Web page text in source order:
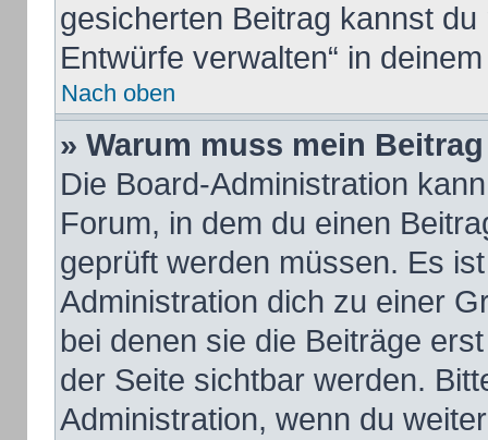
gesicherten Beitrag kannst
Entwürfe verwalten“ in
Nach oben
» Warum muss mein
Die Board-Administration
Forum, in dem du einen
geprüft werden müssen. Es
Administration dich zu einer
bei denen sie die Beiträge
der Seite sichtbar werden.
Administration, wenn du